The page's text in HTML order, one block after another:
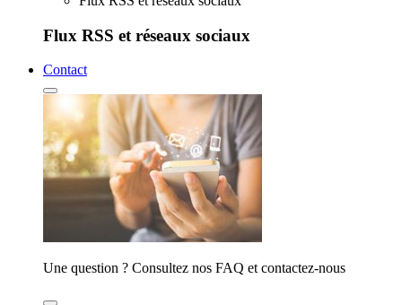
Flux RSS et réseaux sociaux
Contact
Une question ? Consultez nos FAQ et contactez-nous